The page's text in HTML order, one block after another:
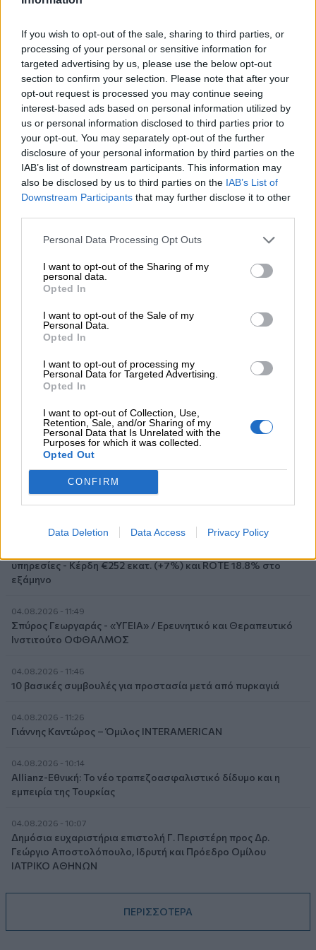
If you wish to opt-out of the sale, sharing to third parties, or
processing of your personal or sensitive information for
targeted advertising by us, please use the below opt-out
section to confirm your selection. Please note that after your
opt-out request is processed you may continue seeing
interest-based ads based on personal information utilized by
us or personal information disclosed to third parties prior to
your opt-out. You may separately opt-out of the further
disclosure of your personal information by third parties on the
IAB’s list of downstream participants. This information may
also be disclosed by us to third parties on the IAB’s List of
Downstream Participants that may further disclose it to other
Personal Data Processing Opt Outs
I want to opt-out of the Sharing of my
personal data.
Opted In
I want to opt-out of the Sale of my
Personal Data.
Opted In
I want to opt-out of processing my
Personal Data for Targeted Advertising.
Opted In
I want to opt-out of Collection, Use,
Retention, Sale, and/or Sharing of my
Personal Data that Is Unrelated with the
Purposes for which it was collected.
Opted Out
CONFIRM
Data Deletion Data Access Privacy Policy
Αντώνης Βουκλαρής - «ΕΡΡΙΚΟΣ ΝΤΥΝΑΝ»
05.08.2026 - 11:30
Η νέα εποχή στην εκπαίδευση των ασφαλιστικών
διαμεσολαβητών
05.08.2026 - 10:50
Ξεκινούν οι αιτήσεις στο vouchers.gov.gr για το Πρόγραμμα
«Τουρισμός για όλους 2026-2027»
WWF: Περισσότερα από 180.000 στρέμματα καμένων
δασικών εκτάσεων στην Ελλάδα σε λίγες μόλις μέρες
Η Ελλάδα που αντιστέκεται και επιμένει να μην ασφαλίζεται!
05.08.2026 - 09:20
Καλοκαιρινό ταξίδι: Οι 8 συμβουλές που αξίζει να δώσει κάθε
ασφαλιστής στους πελάτες του
Το εκλογικό «καμπανάκι» της Goldman Sachs, η ισχυρή
πιστωτική επέκταση των ελληνικών τραπεζών, το «πάρτι»
05.08.2026 - 08:37
Ιωάννης Μπολέτης – ΩΝΑΣΕΙΟ
04.08.2026 - 15:33
ERGO Hellas: Μέτρα στήριξης για τους πληγέντες
ασφαλισμένους της από τις πυρκαγιές
04.08.2026 - 12:40
υπηρεσίες - Κέρδη €252 εκατ. (+7%) και ROTE 18.8% στο
εξάμηνο
04.08.2026 - 11:49
Σπύρος Γεωργαράς - «ΥΓΕΙΑ» / Ερευνητικό και Θεραπευτικό
Ινστιτούτο ΟΦΘΑΛΜΟΣ
04.08.2026 - 11:46
10 βασικές συμβουλές για προστασία μετά από πυρκαγιά
04.08.2026 - 11:26
Γιάννης Καντώρος – Όμιλος INTERAMERICAN
04.08.2026 - 10:14
Allianz-Εθνική: Το νέο τραπεζοασφαλιστικό δίδυμο και η
εμπειρία της Τουρκίας
04.08.2026 - 10:07
Δημόσια ευχαριστήρια επιστολή Γ. Περιστέρη προς Δρ.
Γεώργιο Αποστολόπουλο, Ιδρυτή και Πρόεδρο Ομίλου
ΙΑΤΡΙΚΟ ΑΘΗΝΩΝ
ΠΕΡΙΣΣΟΤΕΡΑ